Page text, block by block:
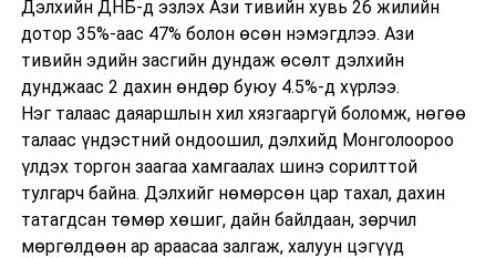
Дэлхийн ДНБ-д эзлэх Ази тивийн хувь 26 жилийн
дотор 35%-аас 47% болон өсөн нэмэгдлээ. Ази
тивийн эдийн засгийн дундаж өсөлт дэлхийн
дунджаас 2 дахин өндөр буюу 4.5%-д хүрлээ.
Нэг талаас даяаршлын хил хязгааргүй боломж, нөгөө
талаас үндэстний ондоошил, дэлхийд Монголоороо
үлдэх торгон заагаа хамгаалах шинэ сорилттой
тулгарч байна. Дэлхийг нөмөрсөн цар тахал, дахин
татагдсан төмөр хөшиг, дайн байлдаан, зөрчил
мөргөлдөөн ар араасаа залгаж, халуун цэгүүд